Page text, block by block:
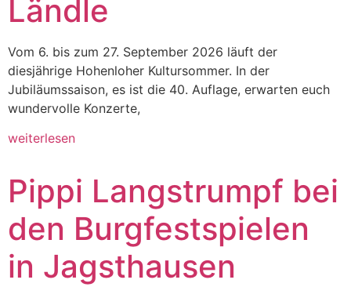
Ländle
Vom 6. bis zum 27. September 2026 läuft der
diesjährige Hohenloher Kultursommer. In der
Jubiläumssaison, es ist die 40. Auflage, erwarten euch
wundervolle Konzerte,
weiterlesen
Pippi Langstrumpf bei
den Burgfestspielen
in Jagsthausen